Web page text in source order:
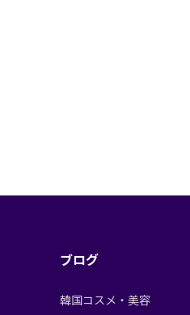
ブログ
韓国コスメ・美容